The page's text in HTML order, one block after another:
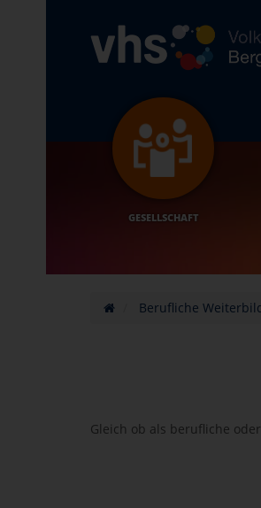
GESELLSCHAFT
Berufliche
Gleich ob als berufliche